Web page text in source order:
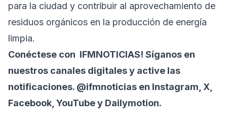
para la ciudad y contribuir al aprovechamiento de
residuos orgánicos en la producción de energía
limpia.
Conéctese con IFMNOTICIAS! Síganos en
nuestros canales digitales y active las
notificaciones. @ifmnoticias en Instagram, X,
Facebook, YouTube y Dailymotion.